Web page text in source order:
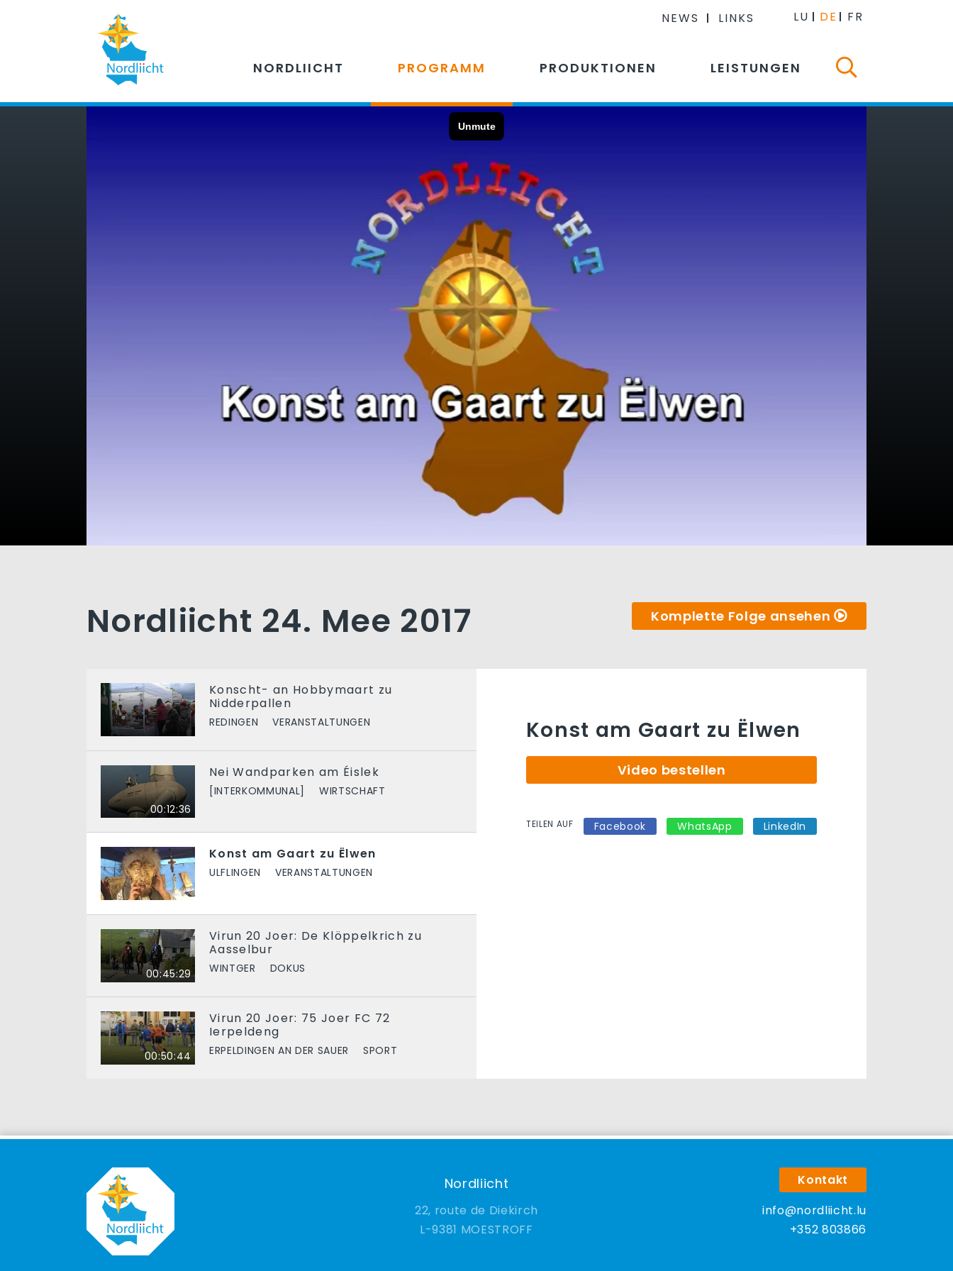
NEWS LINKS LU DE FR
NORDLIICHT PROGRAMM PRODUKTIONEN LEISTUNGEN
Nordliicht 24. Mee 2017 Komplette Folge ansehen
Konscht- an Hobbymaart zu
Nidderpallen
REDINGEN VERANSTALTUNGEN
00:12:36
Nei Wandparken am Éislek
[INTERKOMMUNAL] WIRTSCHAFT
Konst am Gaart zu Ëlwen
ULFLINGEN VERANSTALTUNGEN
00:45:29
Virun 20 Joer: De Klöppelkrich zu
Aasselbur
WINTGER DOKUS
00:50:44
Virun 20 Joer: 75 Joer FC 72
Ierpeldeng
ERPELDINGEN AN DER SAUER SPORT
Konst am Gaart zu Ëlwen
Video bestellen
TEILEN AUF Facebook WhatsApp LinkedIn
Nordliicht
22, route de Diekirch
9381 MOESTROFF
Kontakt
info@nordliicht.lu
+352 803866